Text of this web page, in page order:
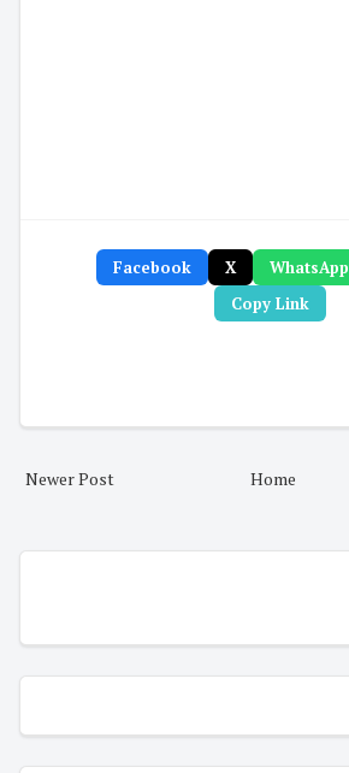
Facebook X WhatsApp
Copy Link
Newer Post Home